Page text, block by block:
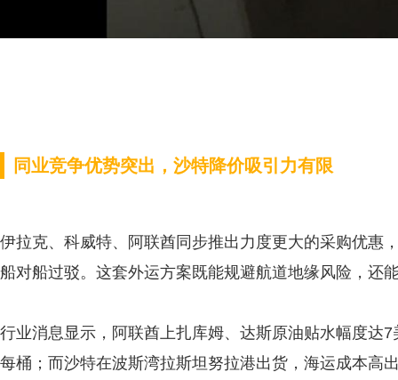
同业竞争优势突出，沙特降价吸引力有限
伊拉克、科威特、阿联酋同步推出力度更大的采购优惠
船对船过驳。这套外运方案既能规避航道地缘风险，还
行业消息显示，阿联酋上扎库姆、达斯原油贴水幅度达
每桶；而沙特在波斯湾拉斯坦努拉港出货，海运成本高